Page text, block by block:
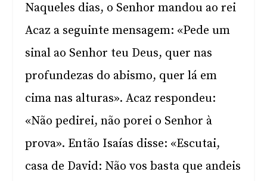
Naqueles dias, o Senhor mandou ao rei
Acaz a seguinte mensagem: «Pede um
sinal ao Senhor teu Deus, quer nas
profundezas do abismo, quer lá em
cima nas alturas». Acaz respondeu:
«Não pedirei, não porei o Senhor à
prova». Então Isaías disse: «Escutai,
casa de David: Não vos basta que andeis